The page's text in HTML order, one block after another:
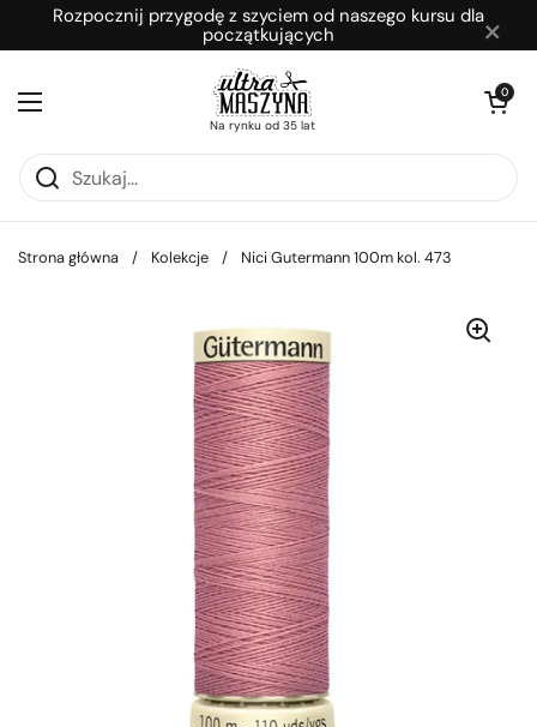
Przejdź do zawartości
Rozpocznij przygodę z szyciem od naszego kursu dla
początkujących
Na rynku od 35 lat
Otwórz menu
Otwórz
0
Strona główna / Kolekcje / Nici Gutermann 100m kol. 473
×